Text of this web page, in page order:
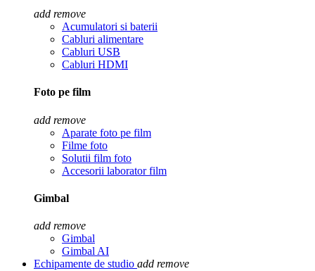
add remove
Acumulatori si baterii
Cabluri alimentare
Cabluri USB
Cabluri HDMI
Foto pe film
add remove
Aparate foto pe film
Filme foto
Solutii film foto
Accesorii laborator film
Gimbal
add remove
Gimbal
Gimbal AI
Echipamente de studio add remove